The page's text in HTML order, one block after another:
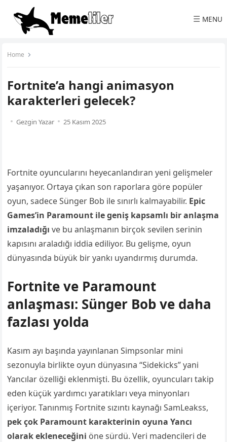
☰ MENU
Home
Fortnite’a hangi animasyon
karakterleri gelecek?
Gezgin Yazar 25 Kasım 2025
Fortnite oyuncularını heyecanlandıran yeni gelişmeler
yaşanıyor. Ortaya çıkan son raporlara göre popüler
oyun, sadece Sünger Bob ile sınırlı kalmayabilir. Epic
Games’in Paramount ile geniş kapsamlı bir anlaşma
imzaladığı ve bu anlaşmanın birçok sevilen serinin
kapısını araladığı iddia ediliyor. Bu gelişme, oyun
dünyasında büyük bir yankı uyandırmış durumda.
Fortnite ve Paramount
anlaşması: Sünger Bob ve daha
fazlası yolda
Kasım ayı başında yayınlanan Simpsonlar mini
sezonuyla birlikte oyun dünyasına “Sidekicks” yani
Yancılar özelliği eklenmişti. Bu özellik, oyuncuları takip
eden küçük yardımcı yaratıkları veya minyonları
içeriyor. Tanınmış Fortnite sızıntı kaynağı SamLeakss,
pek çok Paramount karakterinin oyuna Yancı
olarak ekleneceğini öne sürdü. Veri madencileri de